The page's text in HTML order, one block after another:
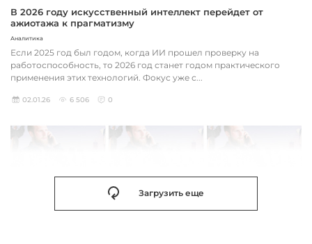
В 2026 году искусственный интеллект перейдет от
ажиотажа к прагматизму
Аналитика
Если 2025 год был годом, когда ИИ прошел проверку на
работоспособность, то 2026 год станет годом практического
применения этих технологий. Фокус уже с...
02.01.26 6 506 0
Загрузить еще